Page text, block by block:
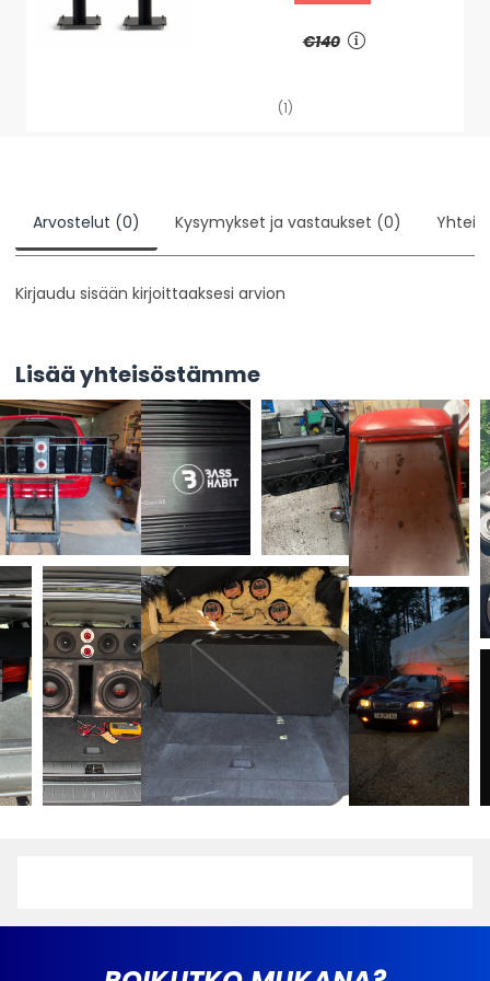
Twisted Flare Port
Yamahan ainutlaatuisella Twisted Flare Port -
tekniikalla vähennetään ei-toivottua puhinaa ja
ilmaturbulenssia. Tuloksena on bassoa, joka tuntuu
puhtaalta, selkeältä ja tarkalta. Tämä mahdollistaa
sen, että myös matalat taajuudet toistuvat realismilla
ja arvokkuudella.
Hienovarainen muotoilu, joustava sijoitus
seinään, mikä antaa sinulle täyden joustavuuden
€140
(1)
Arvostelut (0) Kysymykset ja vastaukset (0)
Kirjaudu sisään kirjoittaaksesi arvion
Lisää yhteisöstämme